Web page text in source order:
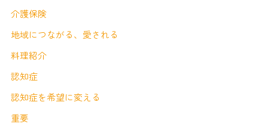
介護保険
地域につながる、愛される
料理紹介
認知症
認知症を希望に変える
重要